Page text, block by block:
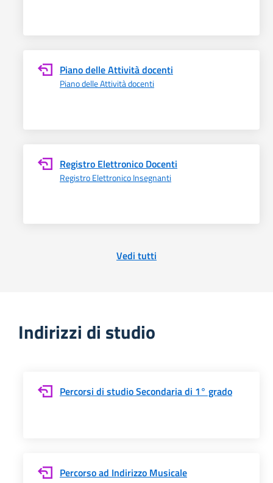
Piano delle Attività docenti
Piano delle Attività docenti
Registro Elettronico Docenti
Registro Elettronico Insegnanti
Vedi tutti
Indirizzi di studio
Percorsi di studio Secondaria di 1° grado
Percorso ad Indirizzo Musicale